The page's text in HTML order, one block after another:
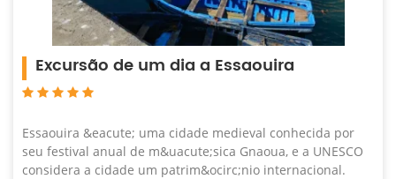
Excursão de um dia a Essaouira
Essaouira &eacute; uma cidade medieval conhecida por
seu festival anual de m&uacute;sica Gnaoua, e a UNESCO
considera a cidade um patrim&ocirc;nio internacional.